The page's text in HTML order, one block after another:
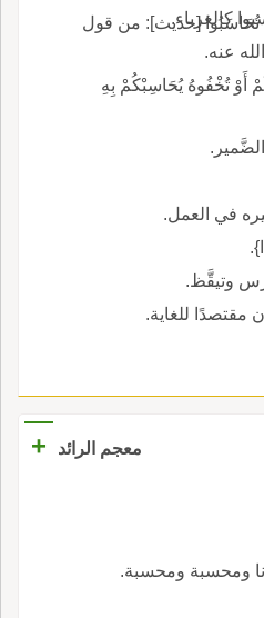
كالغرباء.
تُحَاسَبُوا [حديث]: من قول
عنه.
أَوْ تُخْفُوهُ يُحَاسِبْكُمْ بِهِ
في العمل.
وتيقَّظ.
للغاية.
معجم الرائد +
ومحسبة ومحسبة.